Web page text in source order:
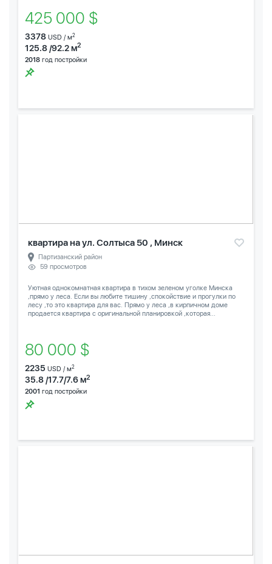
425 000 $
3378 USD / м2
125.8 /92.2 м2
2018 год постройки
квартира на ул. Солтыса 50 , Минск
Партизанский район
59 просмотров
Уютная однокомнатная квартира в тихом зеленом уголке Минска
,прямо у леса. Если вы любите тишину ,спокойствие и прогулки по
лесу ,то это квартира для вас. Прямо у леса ,в кирпичном доме
продается квартира с оригинальной планировкой ,которая...
80 000 $
2235 USD / м2
35.8 /17.7/7.6 м2
2001 год постройки